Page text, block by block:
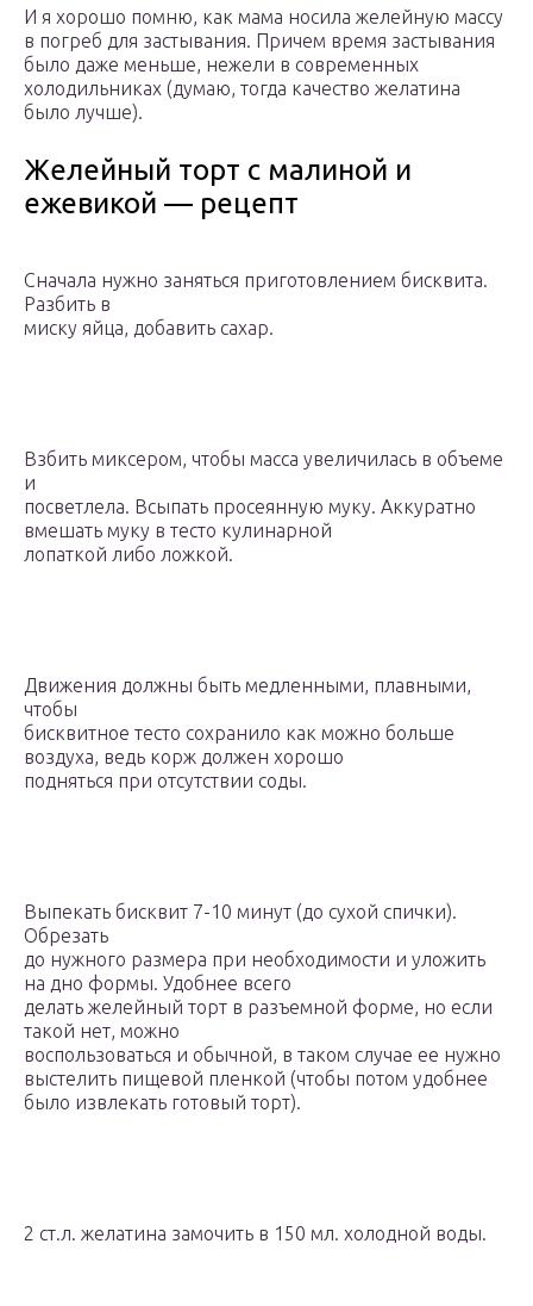
И я хорошо помню, как мама носила желейную массу
в погреб для застывания. Причем время застывания
было даже меньше, нежели в современных
холодильниках (думаю, тогда качество желатина
было лучше).
Желейный торт с малиной и
ежевикой — рецепт
Сначала нужно заняться приготовлением бисквита.
Разбить в
миску яйца, добавить сахар.
Взбить миксером, чтобы масса увеличилась в объеме
и
посветлела. Всыпать просеянную муку. Аккуратно
вмешать муку в тесто кулинарной
лопаткой либо ложкой.
Движения должны быть медленными, плавными,
чтобы
бисквитное тесто сохранило как можно больше
воздуха, ведь корж должен хорошо
подняться при отсутствии соды.
Выпекать бисквит 7-10 минут (до сухой спички).
Обрезать
до нужного размера при необходимости и уложить
на дно формы. Удобнее всего
делать желейный торт в разъемной форме, но если
такой нет, можно
воспользоваться и обычной, в таком случае ее нужно
выстелить пищевой пленкой (чтобы потом удобнее
было извлекать готовый торт).
2 ст.л. желатина замочить в 150 мл. холодной воды.